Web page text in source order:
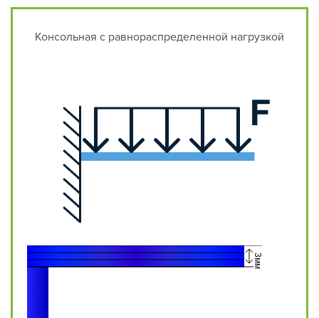
Консольная с равнораспределенной нагрузкой